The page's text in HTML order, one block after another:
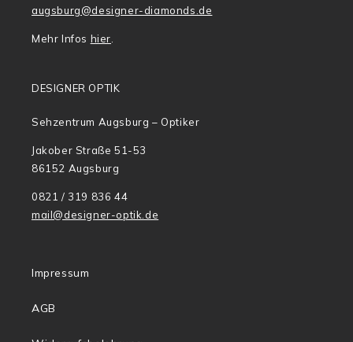
augsburg@designer-diamonds.de
Mehr Infos hier
DESIGNER OPTIK
Sehzentrum Augsburg – Optiker
Jakober Straße 51-53
86152 Augsburg
0821 / 319 836 44
mail@designer-optik.de
Impressum
AGB